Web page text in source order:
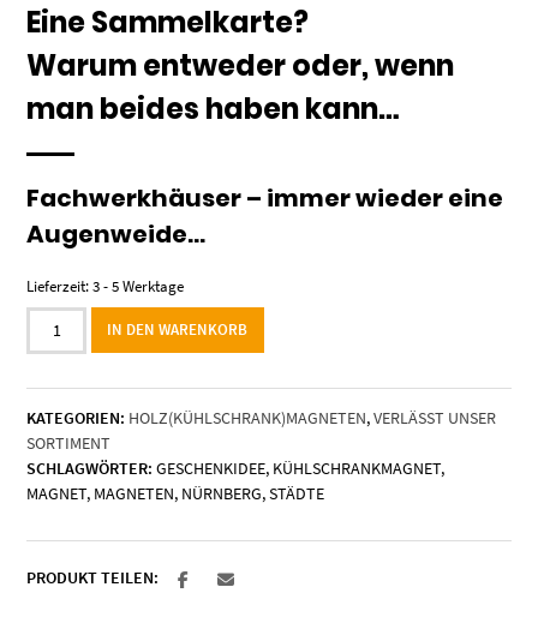
3,50 €2,50 €.
Eine Sammelkarte?
Warum entweder oder, wenn
man beides haben kann…
Fachwerkhäuser – immer wieder eine
Augenweide…
Lieferzeit:3 - 5 Werktage
Holzmagnet
„Nürnberg"
Sebalduskirche
Menge
IN DEN WARENKORB
KATEGORIEN: HOLZ(KÜHLSCHRANK)MAGNETEN,VERLÄSST UNSER
SORTIMENT
SCHLAGWÖRTER: GESCHENKIDEE, KÜHLSCHRANKMAGNET,
MAGNET, MAGNETEN, NÜRNBERG,STÄDTE
PRODUKT TEILEN: